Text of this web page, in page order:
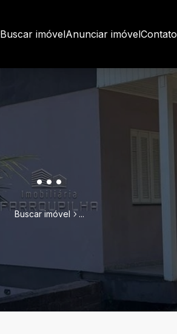
Buscar imóvelAnunciar imóvelContato
...
Buscar imóvel ...